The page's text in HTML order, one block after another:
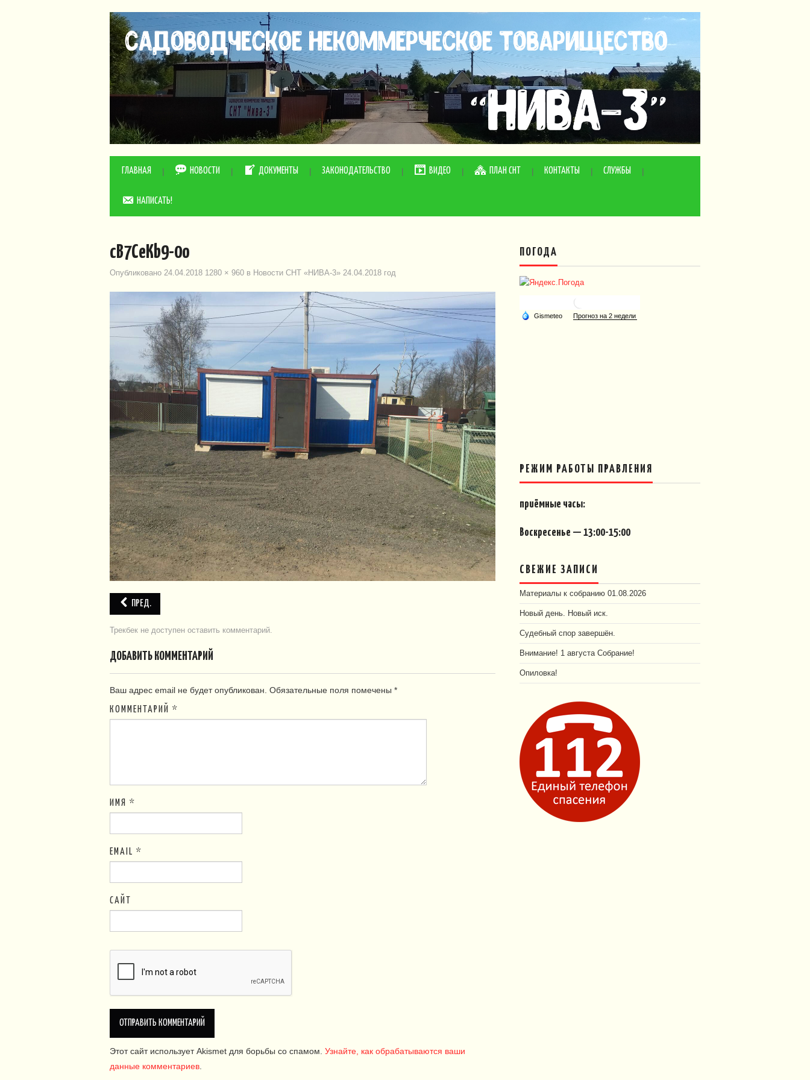
ГЛАВНАЯ НОВОСТИ ДОКУМЕНТЫ ЗАКОНОДАТЕЛЬСТВО ВИДЕО ПЛАН СНТ КОНТАКТЫ СЛУЖБЫ
НАПИСАТЬ!
cB7CeKb9-0o
Опубликовано 24.04.2018 1280 × 960 в Новости СНТ «НИВА-3» 24.04.2018 год
ПРЕД.
Трекбек не доступен оставить комментарий.
ДОБАВИТЬ КОММЕНТАРИЙ
Ваш адрес email не будет опубликован. Обязательные поля помечены *
КОММЕНТАРИЙ *
ИМЯ *
EMAIL *
САЙТ
Этот сайт использует Akismet для борьбы со спамом. Узнайте, как обрабатываются ваши
данные комментариев.
ПОГОДА
РЕЖИМ РАБОТЫ ПРАВЛЕНИЯ
приёмные часы:
Воскресенье — 13:00-15:00
СВЕЖИЕ ЗАПИСИ
Материалы к собранию 01.08.2026
Новый день. Новый иск.
Судебный спор завершён.
Внимание! 1 августа Собрание!
Опиловка!